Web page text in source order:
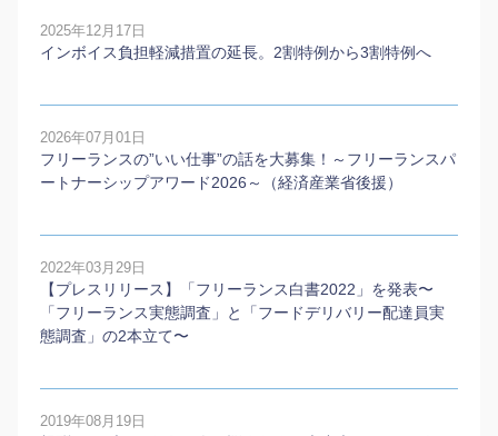
2025年12月17日
インボイス負担軽減措置の延長。2割特例から3割特例へ
2026年07月01日
フリーランスの”いい仕事”の話を大募集！～フリーランスパ
ートナーシップアワード2026～（経済産業省後援）
2022年03月29日
【プレスリリース】「フリーランス白書2022」を発表〜
「フリーランス実態調査」と「フードデリバリー配達員実
態調査」の2本⽴て〜
2019年08月19日